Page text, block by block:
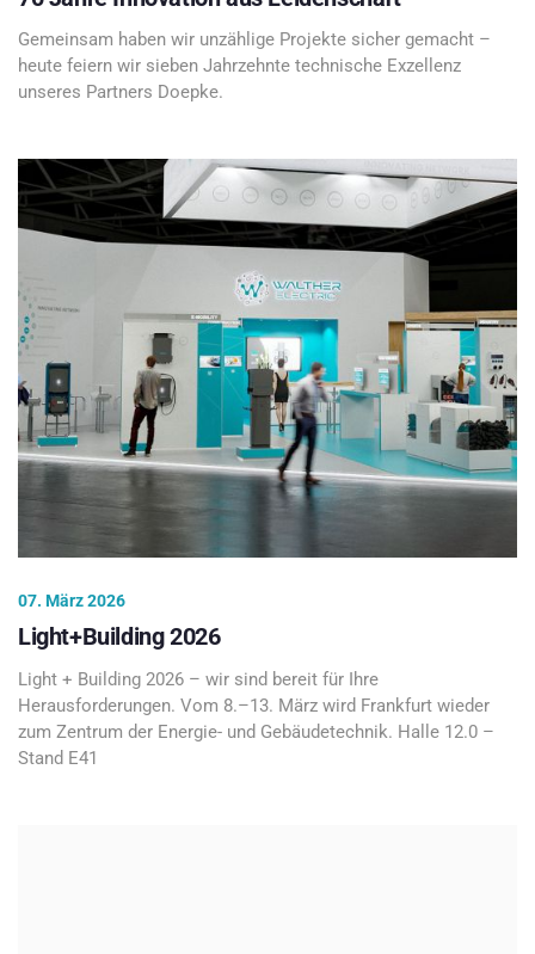
Gemeinsam haben wir unzählige Projekte sicher gemacht –
heute feiern wir sieben Jahrzehnte technische Exzellenz
unseres Partners Doepke.
07. März 2026
Light+Building 2026
Light + Building 2026 – wir sind bereit für Ihre
Herausforderungen. Vom 8.–13. März wird Frankfurt wieder
zum Zentrum der Energie- und Gebäudetechnik. Halle 12.0 –
Stand E41